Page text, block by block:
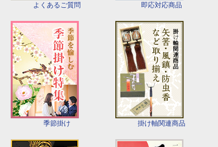
よくあるご質問 即応対応商品
季節掛け 掛け軸関連商品